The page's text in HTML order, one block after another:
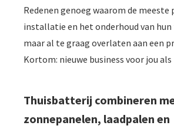
Redenen genoeg waarom de meeste
installatie en het onderhoud van
maar al te graag overlaten aan een
Kortom: nieuwe business voor jou
Thuisbatterij combineren
zonnepanelen, laadpalen en